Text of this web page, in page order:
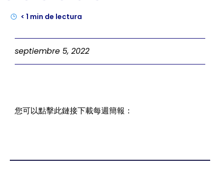
< 1 min de lectura
septiembre 5, 2022
您可以點擊此鏈接下載每週簡報：